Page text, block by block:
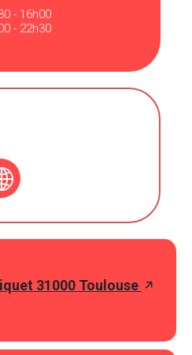
- 16h00
- 22h30
31000 Toulouse